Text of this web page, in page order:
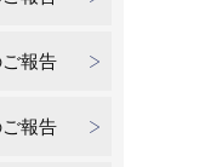
報告
報告